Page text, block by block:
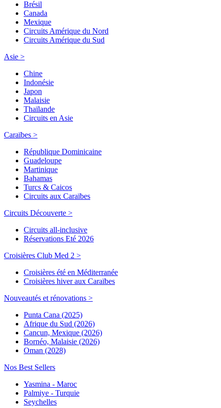
Brésil
Canada
Mexique
Circuits Amérique du Nord
Circuits Amérique du Sud
Asie >
Chine
Indonésie
Japon
Malaisie
Thaïlande
Circuits en Asie
Caraïbes >
République Dominicaine
Guadeloupe
Martinique
Bahamas
Turcs & Caicos
Circuits aux Caraïbes
Circuits Découverte >
Circuits all-inclusive
Réservations Eté 2026
Croisières Club Med 2 >
Croisières été en Méditerranée
Croisières hiver aux Caraïbes
Nouveautés et rénovations >
Punta Cana (2025)
Afrique du Sud (2026)
Cancun, Mexique (2026)
Bornéo, Malaisie (2026)
Oman (2028)
Nos Best Sellers
Yasmina - Maroc
Palmiye - Turquie
Seychelles